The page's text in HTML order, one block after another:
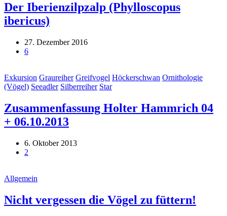
Der Iberienzilpzalp (Phylloscopus
ibericus)
27. Dezember 2016
6
Exkursion Graureiher Greifvogel Höckerschwan Ornithologie
(Vögel) Seeadler Silberreiher Star
Zusammenfassung Holter Hammrich 04
+ 06.10.2013
6. Oktober 2013
2
Allgemein
Nicht vergessen die Vögel zu füttern!